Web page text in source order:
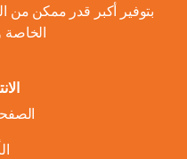
بتوفير أكبر قدر ممكن من